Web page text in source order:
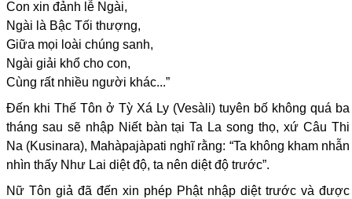
Con xin đảnh lễ Ngài,
Ngài là Bậc Tối thượng,
Giữa mọi loài chúng sanh,
Ngài giải khổ cho con,
Cùng rất nhiều người khác...”
Đến khi Thế Tôn ở Tỳ Xá Ly (Vesàli) tuyên bố không quá ba
tháng sau sẽ nhập Niết bàn tại Ta La song thọ, xứ Câu Thi
Na (Kusinara), Mahàpajàpati nghĩ rằng: “Ta không kham nhẫn
nhìn thấy Như Lai diệt độ, ta nên diệt độ trước”.
Nữ Tôn giả đã đến xin phép Phật nhập diệt trước và được